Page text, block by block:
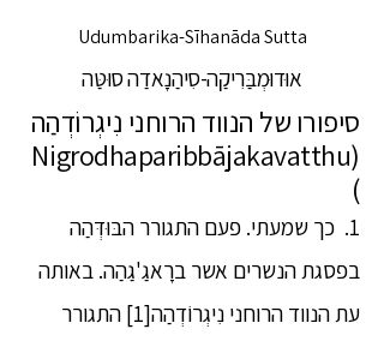
Udumbarika-Sīhanāda Sutta
אוּדוּמְבַּרִיקַה-סִיהַנָאדַה סוּטַּה
סיפורו של הנווד הרוחני נִיגְרוֹדְהַה
(Nigrodhaparibbājakavatthu
)
1. כך שמעתי. פעם התגורר הבּוּדְּהַה
בפסגת הנשרים אשר ברָאגַ'גַהַה. באותה
עת הנווד הרוחני נִיגְרוֹדְהַה[1] התגורר